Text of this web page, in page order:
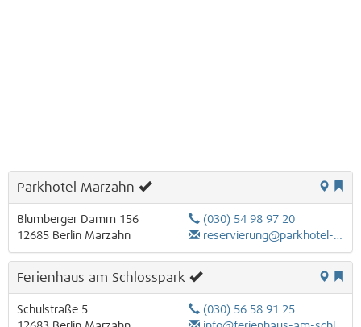
Parkhotel Marzahn
Blumberger Damm 156
12685 Berlin Marzahn
(030) 54 98 97 20
reservierung@parkhotel-marzahn.de
Ferienhaus am Schlosspark
Schulstraße 5
(030) 56 58 91 25